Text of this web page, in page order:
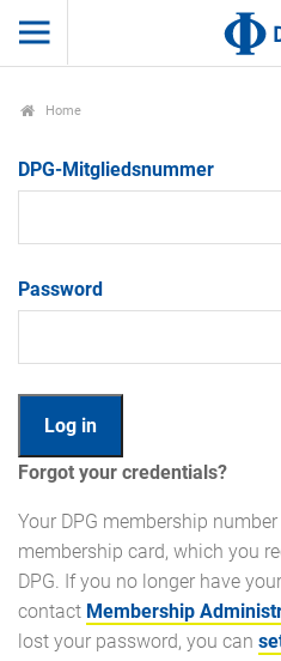
Home
DPG-Mitgliedsnummer
Password
Forgot your credentials?
Your DPG membership
membership card, which you
DPG. If you no longer have
contact Membership
lost your password, you can